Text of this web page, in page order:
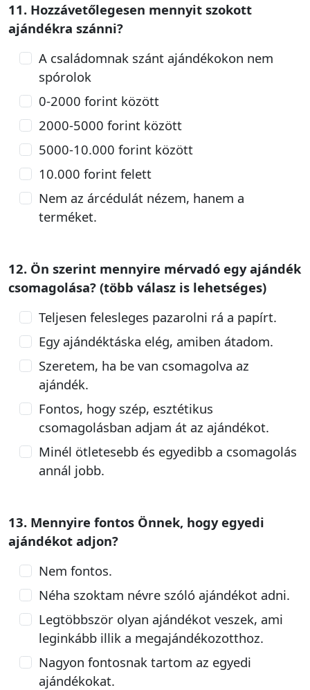
11. Hozzávetőlegesen mennyit szokott
ajándékra szánni?
A családomnak szánt ajándékokon nem
spórolok
0-2000 forint között
2000-5000 forint között
5000-10.000 forint között
10.000 forint felett
Nem az árcédulát nézem, hanem a
terméket.
12. Ön szerint mennyire mérvadó egy ajándék
csomagolása? (több válasz is lehetséges)
Teljesen felesleges pazarolni rá a papírt.
Egy ajándéktáska elég, amiben átadom.
Szeretem, ha be van csomagolva az
ajándék.
Fontos, hogy szép, esztétikus
csomagolásban adjam át az ajándékot.
Minél ötletesebb és egyedibb a csomagolás
annál jobb.
13. Mennyire fontos Önnek, hogy egyedi
ajándékot adjon?
Nem fontos.
Néha szoktam névre szóló ajándékot adni.
Legtöbbször olyan ajándékot veszek, ami
leginkább illik a megajándékozotthoz.
Nagyon fontosnak tartom az egyedi
ajándékokat.